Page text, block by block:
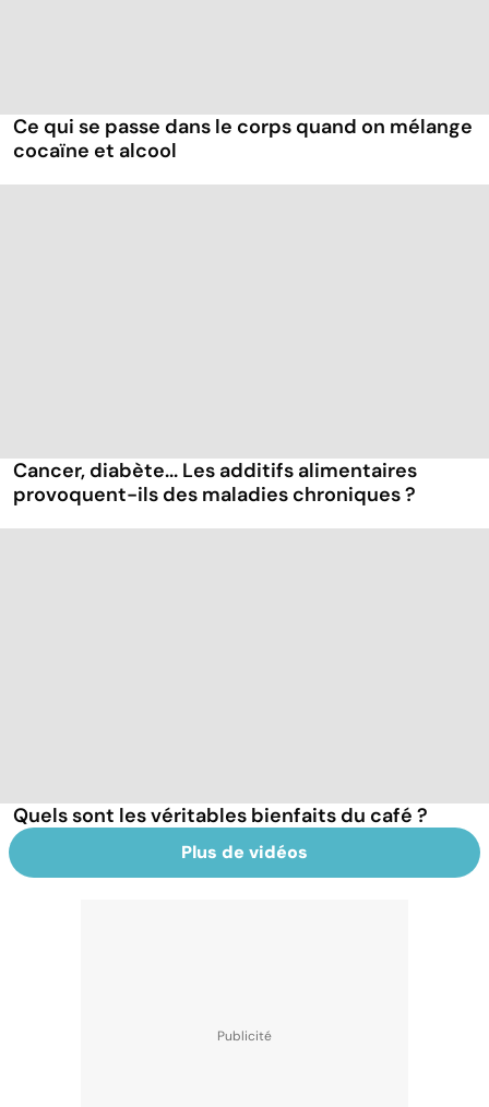
Ce qui se passe dans le corps quand on mélange
cocaïne et alcool
Cancer, diabète... Les additifs alimentaires
provoquent-ils des maladies chroniques ?
Quels sont les véritables bienfaits du café ?
Plus de vidéos